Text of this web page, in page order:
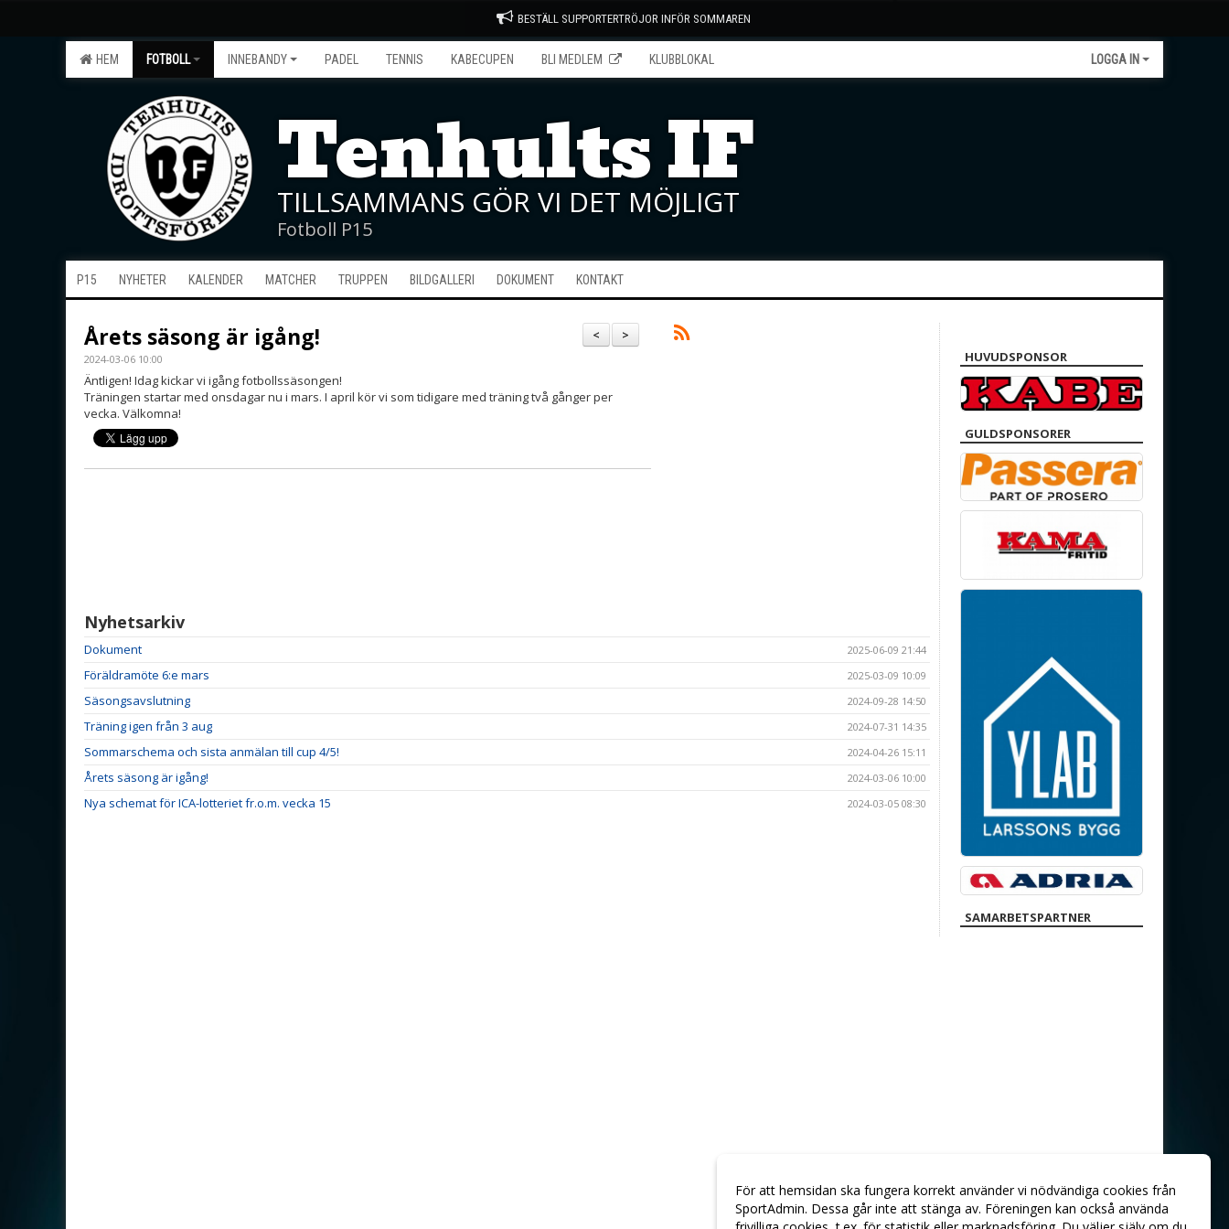
BESTÄLL SUPPORTERTRÖJOR INFÖR SOMMAREN
HEM FOTBOLL INNEBANDY PADEL TENNIS KABECUPEN BLI MEDLEM KLUBBLOKAL LOGGA IN
Tenhults IF
TILLSAMMANS GÖR VI DET MÖJLIGT
Fotboll P15
P15 NYHETER KALENDER MATCHER TRUPPEN BILDGALLERI DOKUMENT KONTAKT
>
<
Årets säsong är igång!
2024-03-06 10:00
Äntligen! Idag kickar vi igång fotbollssäsongen!
Träningen startar med onsdagar nu i mars. I april kör vi som tidigare med träning två gånger per
vecka. Välkomna!
Nyhetsarkiv
Dokument 2025-06-09 21:44
Föräldramöte 6:e mars 2025-03-09 10:09
Säsongsavslutning 2024-09-28 14:50
Träning igen från 3 aug 2024-07-31 14:35
Sommarschema och sista anmälan till cup 4/5! 2024-04-26 15:11
Årets säsong är igång! 2024-03-06 10:00
Nya schemat för ICA-lotteriet fr.o.m. vecka 15 2024-03-05 08:30
HUVUDSPONSOR
GULDSPONSORER
SAMARBETSPARTNER
För att hemsidan ska fungera korrekt använder vi nödvändiga cookies från
SportAdmin. Dessa går inte att stänga av. Föreningen kan också använda